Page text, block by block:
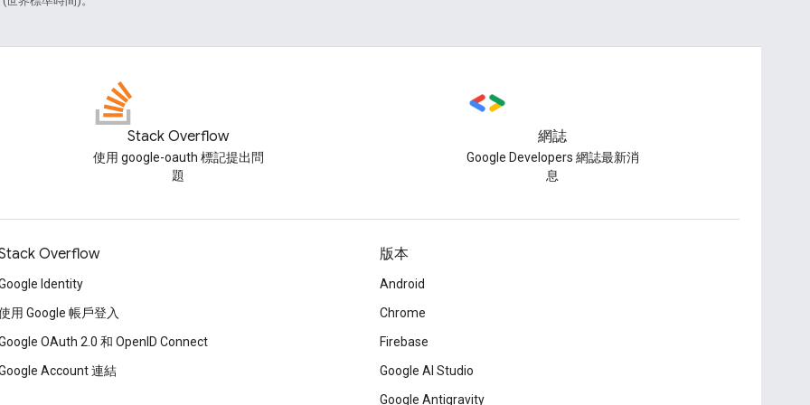
Stack Overflow
使用 google-oauth 標記提出問
題
網誌
Google Developers 網誌最新消
息
Overflow
Identity
用 Google 帳戶登入
OAuth 2.0 和 OpenID Connect
Account 連結
版本
Android
Chrome
Firebase
Google AI Studio
Google Antigravity